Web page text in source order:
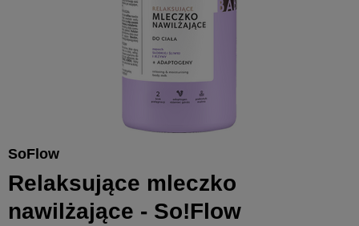
SoFlow
Relaksujące mleczko
nawilżające - So!Flow